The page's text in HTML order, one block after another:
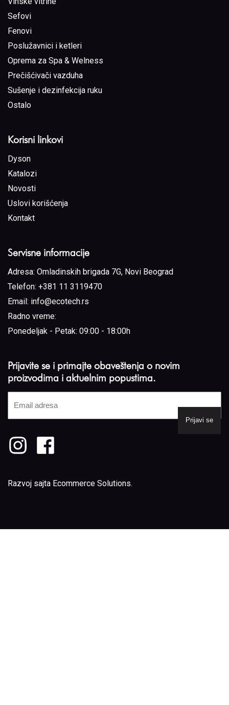
Sefovi
Fenovi
Poslužavnici i ketleri
Oprema za Spa & Welness
Prečišćivači vazduha
Sušenje i dezinfekcija ruku
Ostalo
Korisni linkovi
Dyson
Katalozi
Novosti
Uslovi korišćenja
Kontakt
Servisne informacije
Adresa: Omladinskih brigada 7G, Novi Beograd
Telefon: +381 11 3119470
Email: info@ecotech.rs
Radno vreme:
Ponedeljak - Petak: 09:00 - 18:00h
Prijavite se i primajte obaveštenja o novim
proizvodima i aktuelnim popustima.
adresa
Razvoj sajta Ecommerce Solutions.